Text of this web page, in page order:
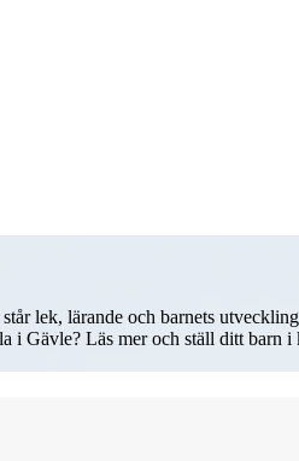
lek, lärande och barnets
i Gävle? Läs mer och ställ ditt barn i